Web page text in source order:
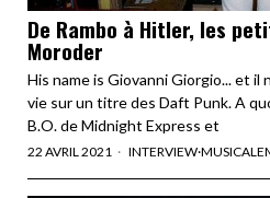
De Rambo à Hitler, les
Moroder
His name is Giovanni Giorgio... et il
vie sur un titre des Daft Punk. A
B.O. de Midnight Express et
22 AVRIL 2021 INTERVIEW·